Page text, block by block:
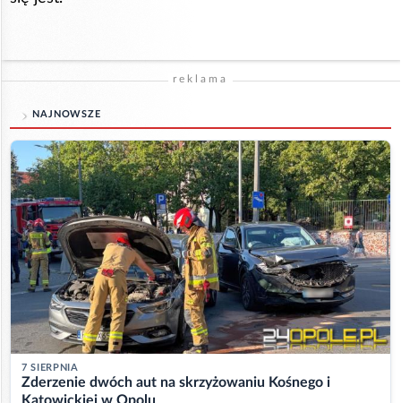
reklama
NAJNOWSZE
7 SIERPNIA
Zderzenie dwóch aut na skrzyżowaniu Kośnego i